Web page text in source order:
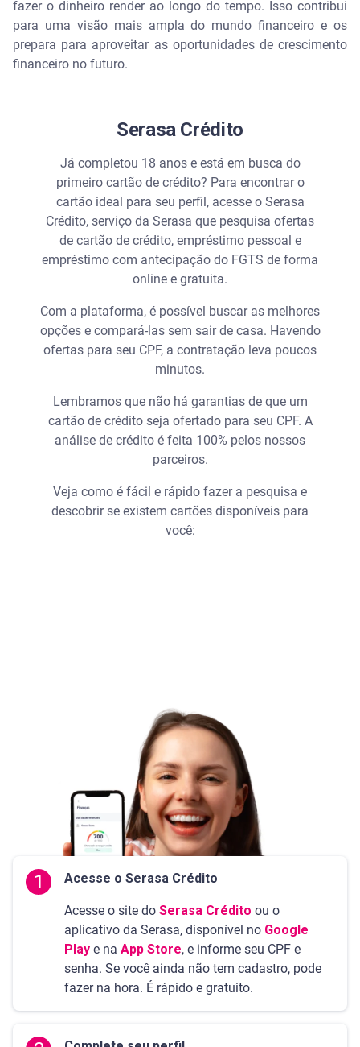
fazer o dinheiro render ao longo do tempo. Isso contribui
para uma visão mais ampla do mundo financeiro e os
prepara para aproveitar as oportunidades de crescimento
financeiro no futuro.
Serasa Crédito
Já completou 18 anos e está em busca do
primeiro cartão de crédito? Para encontrar o
cartão ideal para seu perfil, acesse o Serasa
Crédito, serviço da Serasa que pesquisa ofertas
de cartão de crédito, empréstimo pessoal e
empréstimo com antecipação do FGTS de forma
online e gratuita.
Com a plataforma, é possível buscar as melhores
opções e compará-las sem sair de casa. Havendo
ofertas para seu CPF, a contratação leva poucos
minutos.
Lembramos que não há garantias de que um
cartão de crédito seja ofertado para seu CPF. A
análise de crédito é feita 100% pelos nossos
parceiros.
Veja como é fácil e rápido fazer a pesquisa e
descobrir se existem cartões disponíveis para
você:
1 Acesse o Serasa Crédito
Acesse o site do Serasa Crédito ou o
aplicativo da Serasa, disponível no Google
Play e na App Store, e informe seu CPF e
senha. Se você ainda não tem cadastro, pode
fazer na hora. É rápido e gratuito.